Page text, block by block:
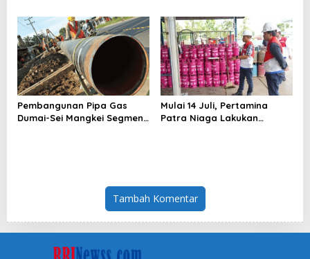
Bersama Dewan Komisaris
dan Direktur Transformasi
Pembangunan Pipa Gas
Dumai-Sei Mangkei Segmen
Mulai 14 Juli, Pertamina
Patra Niaga Lakukan
Tambah Komentar